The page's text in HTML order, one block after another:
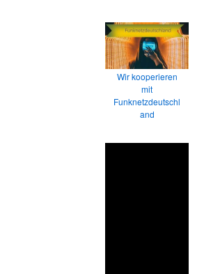
Wir kooperieren
mit
Funknetzdeutschl
and